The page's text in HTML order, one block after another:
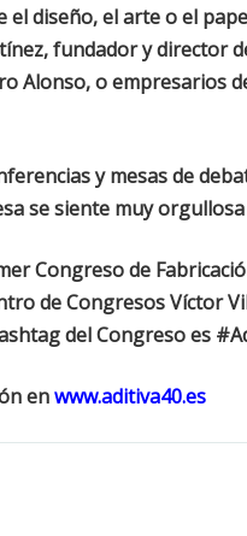
el diseño, el arte o el
fundador y director
Alonso, o empresarios
y mesas de
se siente muy
Congreso de
de Congresos Víctor
del Congreso es
enwww.aditiva40.es